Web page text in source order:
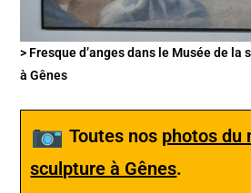
> Fresque d’anges dans le Musée de la
à Gênes
Toutes nos photos du
sculpture à Gênes.